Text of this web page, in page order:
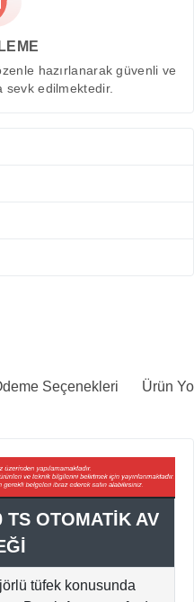
hazırlanarak güvenli ve
sevk edilmektedir.
Seçenekleri Ürün
TS OTOMATİK AV
tüfek konusunda